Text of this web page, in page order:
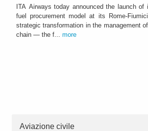
ITA Airways today announced the launch of
fuel procurement model at its Rome-
strategic transformation in the management
chain — the f... more
Aviazione civile